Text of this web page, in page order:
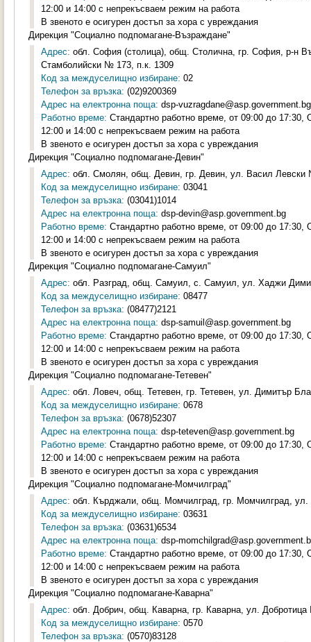
12:00 и 14:00 с непрекъсваем режим на работа
В звеното е осигурен достъп за хора с увреждания
Дирекция "Социално подпомагане-Възраждане"
Адрес: обл. София (столица), общ. Столична, гр. София, р-н
Стамболийски № 173, п.к. 1309
Код за междуселищно избиране: 02
Телефон за връзка: (02)9200369
Адрес на електронна поща: dsp-vuzragdane@asp.government.bg
Работно време: Стандартно работно време, от 09:00 до
12:00 и 14:00 с непрекъсваем режим на работа
В звеното е осигурен достъп за хора с увреждания
Дирекция "Социално подпомагане-Девин"
Адрес: обл. Смолян, общ. Девин, гр. Девин, ул. Васил Левски
Код за междуселищно избиране: 03041
Телефон за връзка: (03041)1014
Адрес на електронна поща: dsp-devin@asp.government.bg
Работно време: Стандартно работно време, от 09:00 до
12:00 и 14:00 с непрекъсваем режим на работа
В звеното е осигурен достъп за хора с увреждания
Дирекция "Социално подпомагане-Самуил"
Адрес: обл. Разград, общ. Самуил, с. Самуил, ул. Хаджи
Код за междуселищно избиране: 08477
Телефон за връзка: (08477)2121
Адрес на електронна поща: dsp-samuil@asp.government.bg
Работно време: Стандартно работно време, от 09:00 до
12:00 и 14:00 с непрекъсваем режим на работа
В звеното е осигурен достъп за хора с увреждания
Дирекция "Социално подпомагане-Тетевен"
Адрес: обл. Ловеч, общ. Тетевен, гр. Тетевен, ул. Димитър
Код за междуселищно избиране: 0678
Телефон за връзка: (0678)52307
Адрес на електронна поща: dsp-teteven@asp.government.bg
Работно време: Стандартно работно време, от 09:00 до
12:00 и 14:00 с непрекъсваем режим на работа
В звеното е осигурен достъп за хора с увреждания
Дирекция "Социално подпомагане-Момчилград"
Адрес: обл. Кърджали, общ. Момчилград, гр. Момчилград,
Код за междуселищно избиране: 03631
Телефон за връзка: (03631)6534
Адрес на електронна поща: dsp-
Работно време: Стандартно работно време, от 09:00 до
12:00 и 14:00 с непрекъсваем режим на работа
В звеното е осигурен достъп за хора с увреждания
Дирекция "Социално подпомагане-Каварна"
Адрес: обл. Добрич, общ. Каварна, гр. Каварна, ул.
Код за междуселищно избиране: 0570
Телефон за връзка: (0570)83128